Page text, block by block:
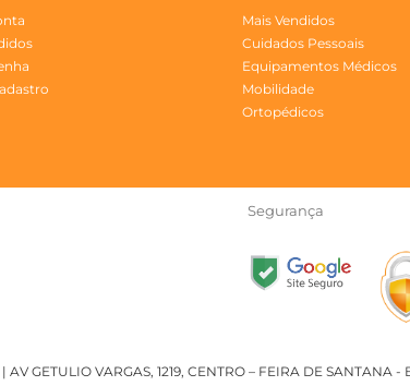
Mais Vendidos
Cuidados Pessoais
Equipamentos Médicos
Mobilidade
Ortopédicos
Segurança
| AV GETULIO VARGAS, 1219, CENTRO – FEIRA DE SANTANA